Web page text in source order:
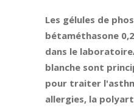
Les gélules de
bétaméthasone
dans le
blanche sont
pour traiter
allergies, la